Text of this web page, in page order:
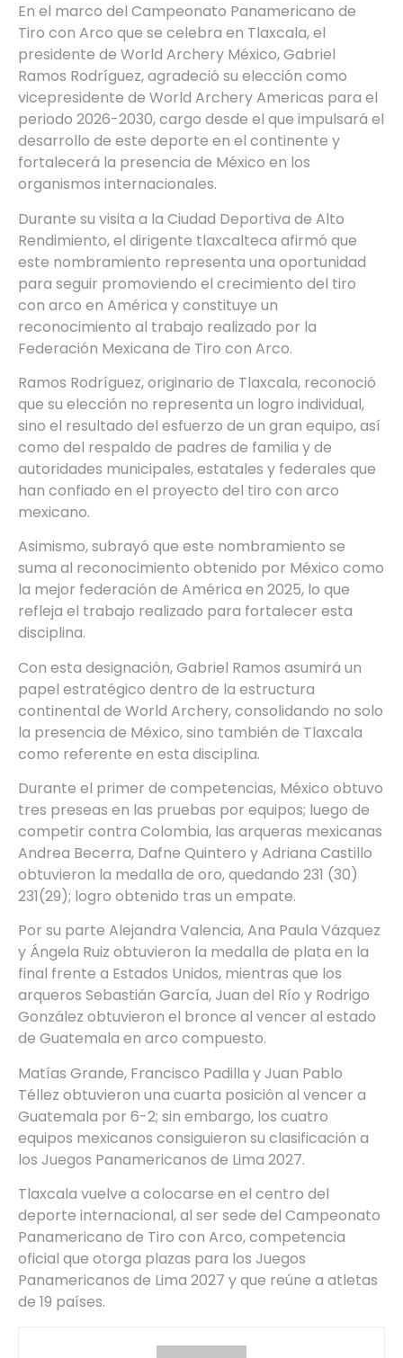
En el marco del Campeonato Panamericano de
Tiro con Arco que se celebra en Tlaxcala, el
presidente de World Archery México, Gabriel
Ramos Rodríguez, agradeció su elección como
vicepresidente de World Archery Americas para el
periodo 2026-2030, cargo desde el que impulsará el
desarrollo de este deporte en el continente y
fortalecerá la presencia de México en los
organismos internacionales.
Durante su visita a la Ciudad Deportiva de Alto
Rendimiento, el dirigente tlaxcalteca afirmó que
este nombramiento representa una oportunidad
para seguir promoviendo el crecimiento del tiro
con arco en América y constituye un
reconocimiento al trabajo realizado por la
Federación Mexicana de Tiro con Arco.
Ramos Rodríguez, originario de Tlaxcala, reconoció
que su elección no representa un logro individual,
sino el resultado del esfuerzo de un gran equipo, así
como del respaldo de padres de familia y de
autoridades municipales, estatales y federales que
han confiado en el proyecto del tiro con arco
mexicano.
Asimismo, subrayó que este nombramiento se
suma al reconocimiento obtenido por México como
la mejor federación de América en 2025, lo que
refleja el trabajo realizado para fortalecer esta
disciplina.
Con esta designación, Gabriel Ramos asumirá un
papel estratégico dentro de la estructura
continental de World Archery, consolidando no solo
la presencia de México, sino también de Tlaxcala
como referente en esta disciplina.
Durante el primer de competencias, México obtuvo
tres preseas en las pruebas por equipos; luego de
competir contra Colombia, las arqueras mexicanas
Andrea Becerra, Dafne Quintero y Adriana Castillo
obtuvieron la medalla de oro, quedando 231 (30)
231(29); logro obtenido tras un empate.
Por su parte Alejandra Valencia, Ana Paula Vázquez
y Ángela Ruiz obtuvieron la medalla de plata en la
final frente a Estados Unidos, mientras que los
arqueros Sebastián García, Juan del Río y Rodrigo
González obtuvieron el bronce al vencer al estado
de Guatemala en arco compuesto.
Matías Grande, Francisco Padilla y Juan Pablo
Téllez obtuvieron una cuarta posición al vencer a
Guatemala por 6-2; sin embargo, los cuatro
equipos mexicanos consiguieron su clasificación a
los Juegos Panamericanos de Lima 2027.
Tlaxcala vuelve a colocarse en el centro del
deporte internacional, al ser sede del Campeonato
Panamericano de Tiro con Arco, competencia
oficial que otorga plazas para los Juegos
Panamericanos de Lima 2027 y que reúne a atletas
de 19 países.